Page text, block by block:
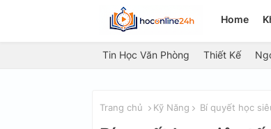
Home
Tin Học Văn Phòng Thiết Kế
Trang chủ Kỹ Năng Bí quyết học